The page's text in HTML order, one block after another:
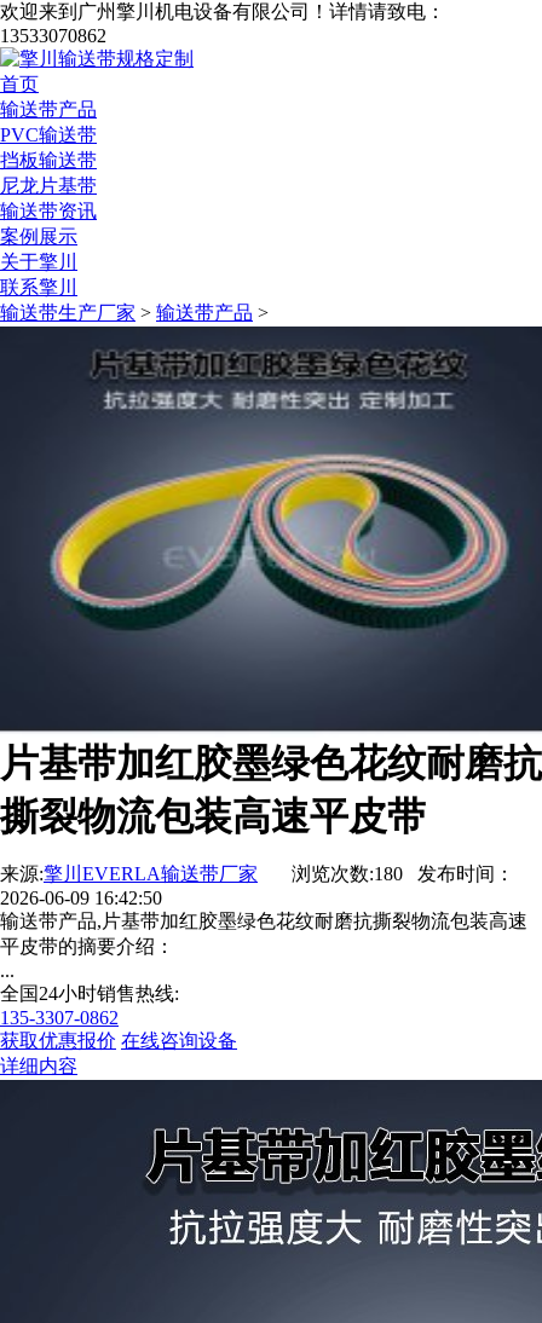
欢迎来到广州擎川机电设备有限公司！ 详情请致电：
13533070862
首页
输送带产品
PVC输送带
挡板输送带
尼龙片基带
输送带资讯
案例展示
关于擎川
联系擎川
输送带生产厂家 > 输送带产品 >
片基带加红胶墨绿色花纹耐磨抗
撕裂物流包装高速平皮带
来源:擎川EVERLA输送带厂家 浏览次数:180 发布时间：
2026-06-09 16:42:50
输送带产品,片基带加红胶墨绿色花纹耐磨抗撕裂物流包装高速
平皮带的摘要介绍：
...
全国24小时销售热线:
135-3307-0862
获取优惠报价 在线咨询设备
详细内容